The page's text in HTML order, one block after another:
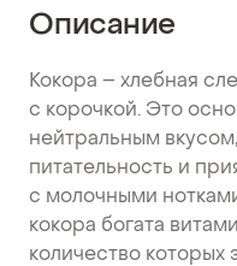
Описание
Кокора – хлебная
с корочкой. Это
нейтральным
питательность и
с молочными
кокора богата
количество которых